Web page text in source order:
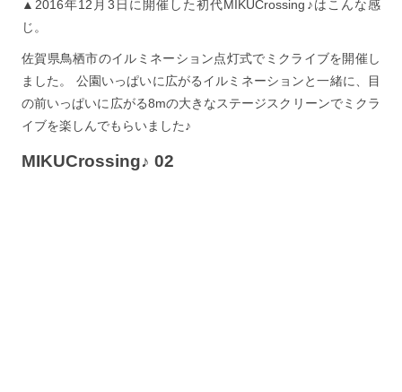
▲2016年12月3日に開催した初代MIKUCrossing♪はこんな感
じ。
佐賀県鳥栖市のイルミネーション点灯式でミクライブを開催し
ました。 公園いっぱいに広がるイルミネーションと一緒に、目
の前いっぱいに広がる8mの大きなステージスクリーンでミクラ
イブを楽しんでもらいました♪
MIKUCrossing♪ 02